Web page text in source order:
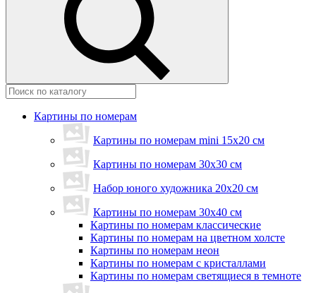
Картины по номерам
Картины по номерам mini 15х20 см
Картины по номерам 30x30 см
Набор юного художника 20х20 см
Картины по номерам 30х40 см
Картины по номерам классические
Картины по номерам на цветном холсте
Картины по номерам неон
Картины по номерам с кристаллами
Картины по номерам светящиеся в темноте